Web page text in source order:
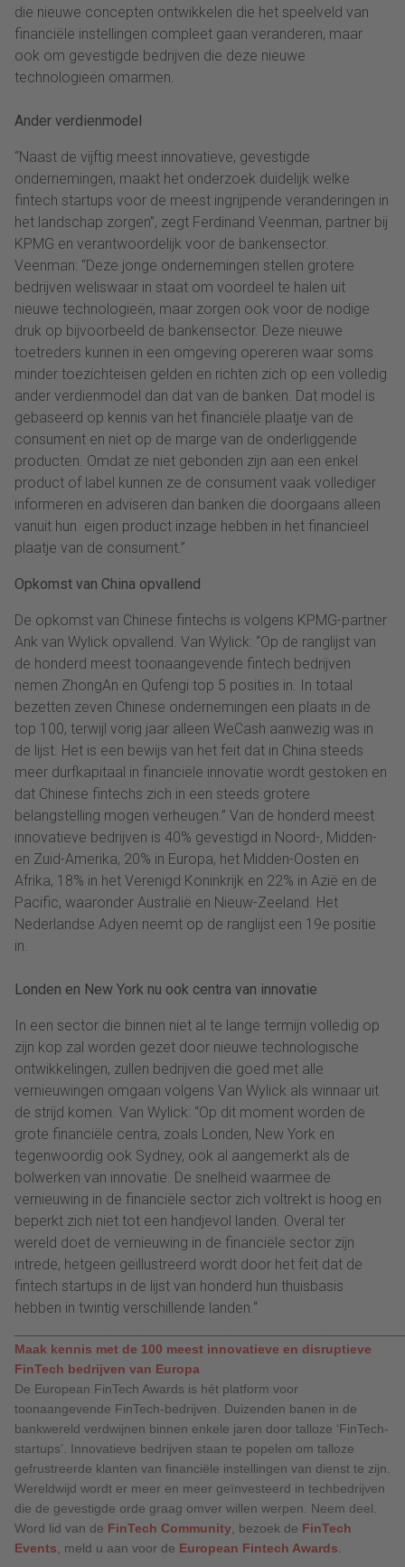
die nieuwe concepten ontwikkelen die het speelveld van
financiële instellingen compleet gaan veranderen, maar
ook om gevestigde bedrijven die deze nieuwe
technologieën omarmen.
Ander verdienmodel
“Naast de vijftig meest innovatieve, gevestigde
ondernemingen, maakt het onderzoek duidelijk welke
fintech startups voor de meest ingrijpende veranderingen in
het landschap zorgen”, zegt Ferdinand Veenman, partner bij
KPMG en verantwoordelijk voor de bankensector.
Veenman: “Deze jonge ondernemingen stellen grotere
bedrijven weliswaar in staat om voordeel te halen uit
nieuwe technologieën, maar zorgen ook voor de nodige
druk op bijvoorbeeld de bankensector. Deze nieuwe
toetreders kunnen in een omgeving opereren waar soms
minder toezichteisen gelden en richten zich op een volledig
ander verdienmodel dan dat van de banken. Dat model is
gebaseerd op kennis van het financiële plaatje van de
consument en niet op de marge van de onderliggende
producten. Omdat ze niet gebonden zijn aan een enkel
product of label kunnen ze de consument vaak vollediger
informeren en adviseren dan banken die doorgaans alleen
vanuit hun eigen product inzage hebben in het financieel
plaatje van de consument.”
Opkomst van China opvallend
De opkomst van Chinese fintechs is volgens KPMG-partner
Ank van Wylick opvallend. Van Wylick: “Op de ranglijst van
de honderd meest toonaangevende fintech bedrijven
nemen ZhongAn en Qufengi top 5 posities in. In totaal
bezetten zeven Chinese ondernemingen een plaats in de
top 100, terwijl vorig jaar alleen WeCash aanwezig was in
de lijst. Het is een bewijs van het feit dat in China steeds
meer durfkapitaal in financiële innovatie wordt gestoken en
dat Chinese fintechs zich in een steeds grotere
belangstelling mogen verheugen.” Van de honderd meest
innovatieve bedrijven is 40% gevestigd in Noord-, Midden-
en Zuid-Amerika, 20% in Europa, het Midden-Oosten en
Afrika, 18% in het Verenigd Koninkrijk en 22% in Azië en de
Pacific, waaronder Australië en Nieuw-Zeeland. Het
Nederlandse Adyen neemt op de ranglijst een 19e positie
in.
Londen en New York nu ook centra van innovatie
In een sector die binnen niet al te lange termijn volledig op
zijn kop zal worden gezet door nieuwe technologische
ontwikkelingen, zullen bedrijven die goed met alle
vernieuwingen omgaan volgens Van Wylick als winnaar uit
de strijd komen. Van Wylick: “Op dit moment worden de
grote financiële centra, zoals Londen, New York en
tegenwoordig ook Sydney, ook al aangemerkt als de
bolwerken van innovatie. De snelheid waarmee de
vernieuwing in de financiële sector zich voltrekt is hoog en
beperkt zich niet tot een handjevol landen. Overal ter
wereld doet de vernieuwing in de financiële sector zijn
intrede, hetgeen geïllustreerd wordt door het feit dat de
fintech startups in de lijst van honderd hun thuisbasis
hebben in twintig verschillende landen.“
Maak kennis met de 100 meest innovatieve en disruptieve
FinTech bedrijven van Europa
De European FinTech Awards is hét platform voor
toonaangevende FinTech-bedrijven. Duizenden banen in de
bankwereld verdwijnen binnen enkele jaren door talloze ‘FinTech-
startups’. Innovatieve bedrijven staan te popelen om talloze
gefrustreerde klanten van financiële instellingen van dienst te zijn.
Wereldwijd wordt er meer en meer geïnvesteerd in techbedrijven
die de gevestigde orde graag omver willen werpen. Neem deel.
Word lid van de FinTech Community , bezoek de FinTech
Events , meld u aan voor de European Fintech Awards